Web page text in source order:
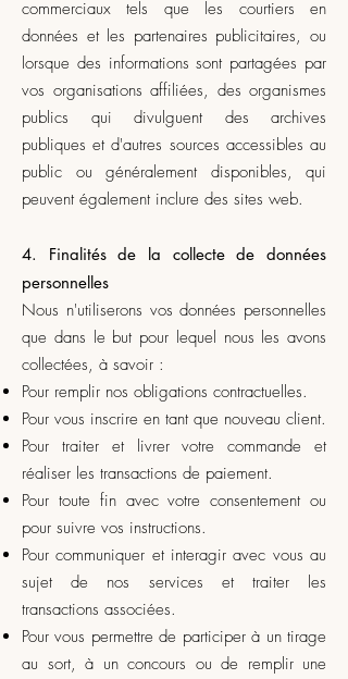
commerciaux tels que les courtiers en
données et les partenaires publicitaires, ou
lorsque des informations sont partagées par
vos organisations affiliées, des organismes
publics qui divulguent des archives
publiques et d'autres sources accessibles au
public ou généralement disponibles, qui
peuvent également inclure des sites web.
4. Finalités de la collecte de données
personnelles
Nous n'utiliserons vos données personnelles
que dans le but pour lequel nous les avons
collectées, à savoir :
Pour remplir nos obligations contractuelles.
Pour vous inscrire en tant que nouveau client.
Pour traiter et livrer votre commande et
réaliser les transactions de paiement.
Pour toute fin avec votre consentement ou
pour suivre vos instructions.
Pour communiquer et interagir avec vous au
sujet de nos services et traiter les
transactions associées.
Pour vous permettre de participer à un tirage
au sort, à un concours ou de remplir une